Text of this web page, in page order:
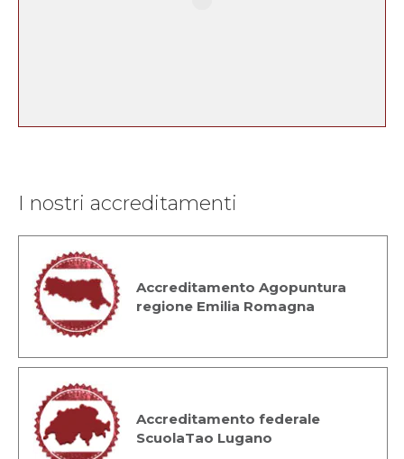
I nostri accreditamenti
Accreditamento Agopuntura
regione Emilia Romagna
Accreditamento federale
ScuolaTao Lugano